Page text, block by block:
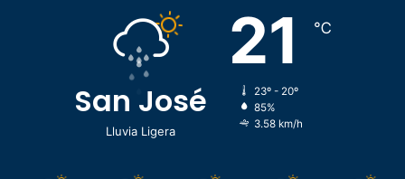
San José
Lluvia Ligera
21 ℃
23º - 20º
85%
3.58 km/h